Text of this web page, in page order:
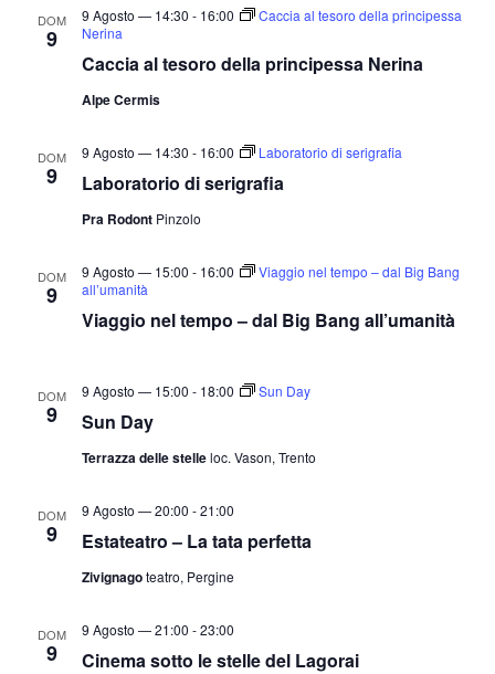
DOM
9
Caccia al tesoro della principessa Nerina
9 Agosto — 14:30 - 16:00
Caccia al tesoro della principessa
Nerina
Alpe Cermis
DOM
9 Laboratorio di serigrafia
9 Agosto — 14:30 - 16:00 Laboratorio di serigrafia
Pra Rodont Pinzolo
DOM
9
Viaggio nel tempo – dal Big Bang all’umanità
9 Agosto — 15:00 - 16:00
Viaggio nel tempo – dal Big Bang
all’umanità
DOM
9 Sun Day
9 Agosto — 15:00 - 18:00 Sun Day
Terrazza delle stelleloc. Vason, Trento
DOM
9 Estateatro – La tata perfetta
9 Agosto — 20:00 -21:00
Zivignagoteatro, Pergine
DOM
9 Cinema sotto le stelle del Lagorai
9 Agosto — 21:00 -23:00